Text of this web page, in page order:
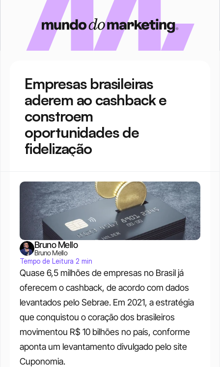
Empresas brasileiras
aderem ao cashback e
constroem
oportunidades de
fidelização
Quase 6,5 milhões de empresas no Brasil já
oferecem o cashback, de acordo com dados
levantados pelo Sebrae. Em 2021, a estratégia
que conquistou o coração dos brasileiros
movimentou R$ 10 bilhões no país, conforme
aponta um levantamento divulgado pelo site
Cuponomia.
Bruno Mello
Bruno Mello
Tempo de Leitura 2 min